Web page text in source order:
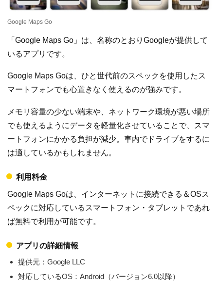
Google Maps Go
「Google Maps Go」は、名称のとおりGoogleが提供して
いるアプリです。
Google Maps Goは、ひと世代前のスペックを使用したス
マートフォンでも心置きなく使えるのが強みです。
メモリ容量の少ない端末や、ネットワーク環境が悪い場所
でも使えるようにデータを軽量化させていることで、スマ
ートフォンにかかる負担が減少。車内でドライブをするに
は適しているかもしれません。
利用料金
Google Maps Goは、インターネットに接続できる＆OSス
ペックに対応しているスマートフォン・タブレットであれ
ば無料で利用が可能です。
アプリの詳細情報
提供元：Google LLC
対応しているOS：Android（バージョン6.0以降）